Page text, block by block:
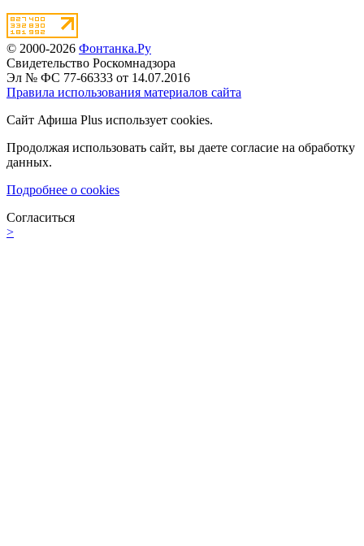
© 2000-2026 Фонтанка.Ру
Свидетельство Роскомнадзора
Эл № ФС 77-66333 от 14.07.2016
Правила использования материалов сайта
Сайт Афиша Plus использует cookies.
Продолжая использовать сайт, вы даете согласие на обработку
данных.
Подробнее о cookies
Согласиться
>